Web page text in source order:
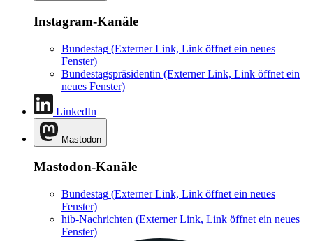
Instagram-Kanäle
Bundestag (Externer Link, Link öffnet ein neues
Fenster)
Bundestagspräsidentin (Externer Link, Link öffnet ein
neues Fenster)
LinkedIn
Mastodon
Mastodon-Kanäle
Bundestag (Externer Link, Link öffnet ein neues
Fenster)
hib-Nachrichten (Externer Link, Link öffnet ein neues
Fenster)